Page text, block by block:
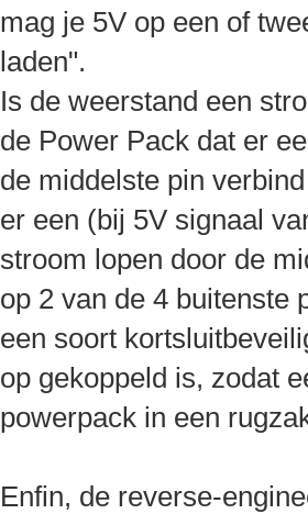
mag je 5V op een of
laden".
Is de weerstand een
de Power Pack dat er
de middelste pin
er een (bij 5V signaal
stroom lopen door de
op 2 van de 4 buitenste
een soort
op gekoppeld is, zodat
powerpack in een
Enfin, de reverse-